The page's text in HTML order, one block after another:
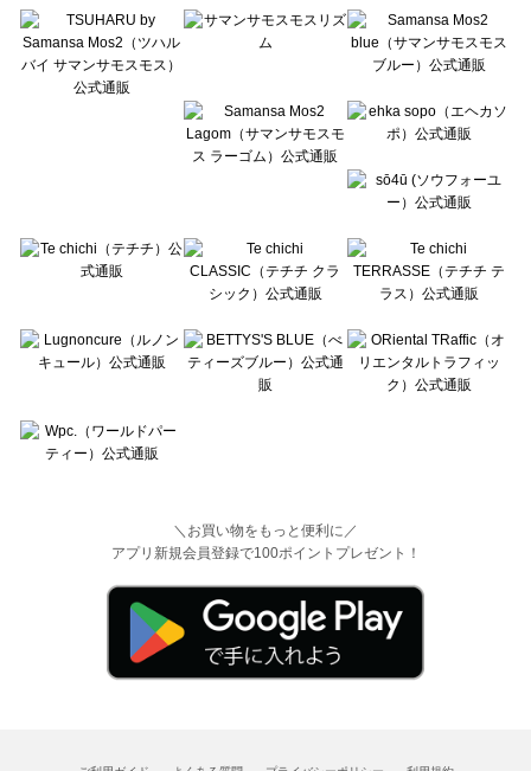
Lugnoncure（ルノンキュール）のパンツ一覧
BETTY'S BLUE（べティーズブルー）のパンツ一覧
Wpc.（ワールドパーティー）のパンツ一覧
＼お買い物をもっと便利に／
アプリ新規会員登録で100ポイントプレゼント！